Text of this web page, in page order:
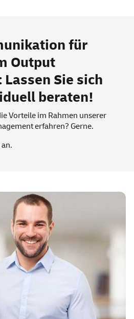
für
Output
Sie sich
beraten!
Vorteile im Rahmen unserer
erfahren? Gerne.